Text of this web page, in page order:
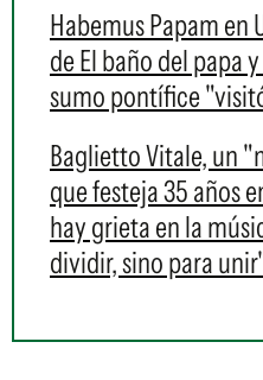
Habemus Papam en
de El baño del papa
sumo pontífice
Baglietto Vitale, un
que festeja 35 años
hay grieta en la
dividir, sino para